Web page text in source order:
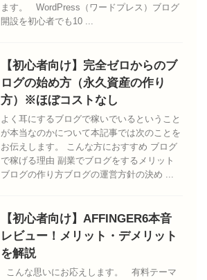
ます。 WordPress（ワードプレス）ブログ
開設を初心者でも10 ...
【初心者向け】完全ゼロからのブ
ログの始め方（永久資産の作り
方）※ほぼコストなし
よく耳にするブログで稼いでいるということ
が本当なのかについて本記事では次のことを
お伝えします。 こんな方におすすめ ブログ
で稼げる理由 副業でブログをするメリット
ブログの作り方ブログの運営方針の決め ...
【初心者向け】AFFINGER6本音
レビュー！メリット・デメリット
を解説
こんな思いにお応えします。 有料テーマ